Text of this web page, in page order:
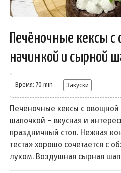
Печёночные кексы с
начинкой и сырной
Время: 70 min Закуски
Печёночные кексы с овощной
шапочкой – вкусная и
праздничный стол. Нежная
теста» хорошо сочетается с
луком. Воздушная сырная